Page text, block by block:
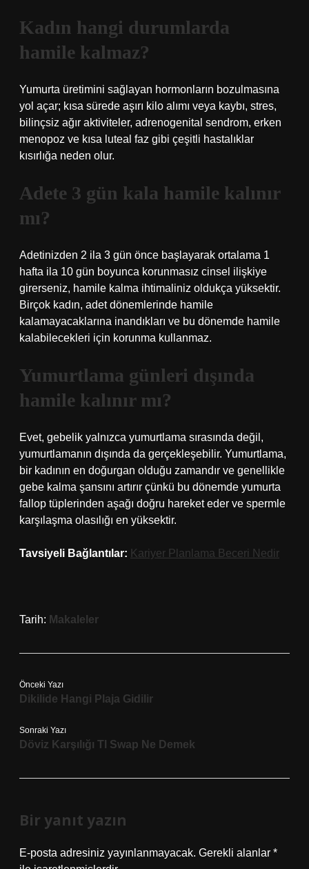
Kadın hangi durumlarda
hamile kalmaz?
Yumurta üretimini sağlayan hormonların bozulmasına
yol açar; kısa sürede aşırı kilo alımı veya kaybı, stres,
bilinçsiz ağır aktiviteler, adrenogenital sendrom, erken
menopoz ve kısa luteal faz gibi çeşitli hastalıklar
kısırlığa neden olur.
Adete 3 gün kala hamile kalınır
mı?
Adetinizden 2 ila 3 gün önce başlayarak ortalama 1
hafta ila 10 gün boyunca korunmasız cinsel ilişkiye
girerseniz, hamile kalma ihtimaliniz oldukça yüksektir.
Birçok kadın, adet dönemlerinde hamile
kalamayacaklarına inandıkları ve bu dönemde hamile
kalabilecekleri için korunma kullanmaz.
Yumurtlama günleri dışında
hamile kalınır mı?
Evet, gebelik yalnızca yumurtlama sırasında değil,
yumurtlamanın dışında da gerçekleşebilir. Yumurtlama,
bir kadının en doğurgan olduğu zamandır ve genellikle
gebe kalma şansını artırır çünkü bu dönemde yumurta
fallop tüplerinden aşağı doğru hareket eder ve spermle
karşılaşma olasılığı en yüksektir.
Tavsiyeli Bağlantılar: Kariyer Planlama Beceri Nedir
Tarih: Makaleler
Önceki Yazı
Dikilide Hangi Plaja Gidilir
Sonraki Yazı
Döviz Karşılığı Tl Swap Ne Demek
Bir yanıt yazın
E-posta adresiniz yayınlanmayacak. Gerekli alanlar *